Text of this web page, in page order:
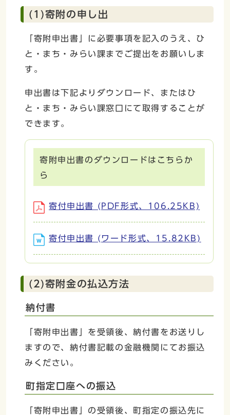
(1)寄附の申し出
「寄附申出書」に必要事項を記入のうえ、ひ
と・まち・みらい課までご提出をお願いしま
す。
申出書は下記よりダウンロード、またはひ
と・まち・みらい課窓口にて取得することが
できます。
寄附申出書のダウンロードはこちらか
ら
寄付申出書 (PDF形式、106.25KB)
寄付申出書 (ワード形式、15.82KB)
(2)寄附金の払込方法
納付書
「寄附申出書」を受領後、納付書をお送りし
ますので、納付書記載の金融機関にてお振込
みください。
町指定口座への振込
「寄附申出書」の受領後、町指定の振込先に